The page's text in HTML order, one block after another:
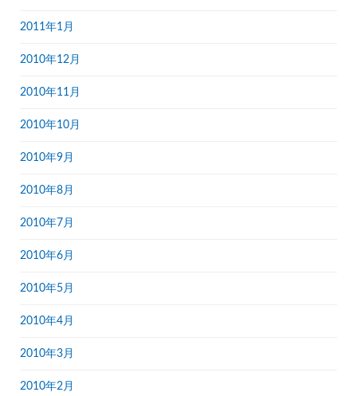
2011年1月
2010年12月
2010年11月
2010年10月
2010年9月
2010年8月
2010年7月
2010年6月
2010年5月
2010年4月
2010年3月
2010年2月